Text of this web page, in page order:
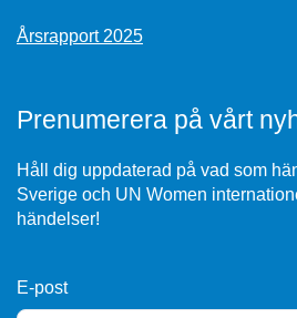
Årsrapport 2025
Prenumerera på vårt
Håll dig uppdaterad på vad som
Sverige och UN Women
händelser!
E-post